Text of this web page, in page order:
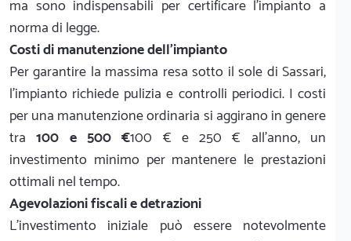
ma sono indispensabili per certificare l'impianto a
norma di legge.
Costi di manutenzione dell'impianto
Per garantire la massima resa sotto il sole di Sassari,
l'impianto richiede pulizia e controlli periodici. I costi
per una manutenzione ordinaria si aggirano in genere
tra100 e 500 €100 € e 250 € all'anno, un
investimento minimo per mantenere le prestazioni
ottimali nel tempo.
Agevolazioni fiscali e detrazioni
L'investimento iniziale può essere notevolmente